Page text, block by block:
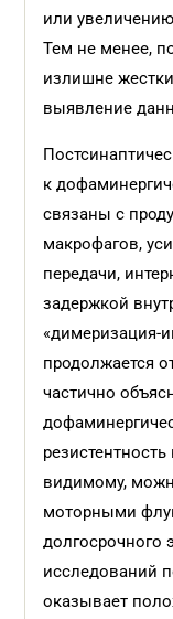
или
Тем не менее,
излишне
выявление
к
связаны с
макрофагов,
передачи,
задержкой
«димеризация-
продолжается
частично
видимому,
моторными
долгосрочного
исследований
оказывает